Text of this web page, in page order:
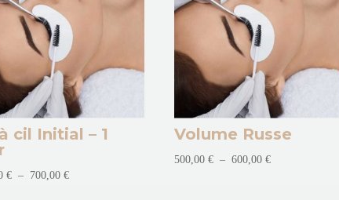
cil Initial – 1
€ – 700,00€Plage
Volume Russe
500,00 € – 600,00 €Plage